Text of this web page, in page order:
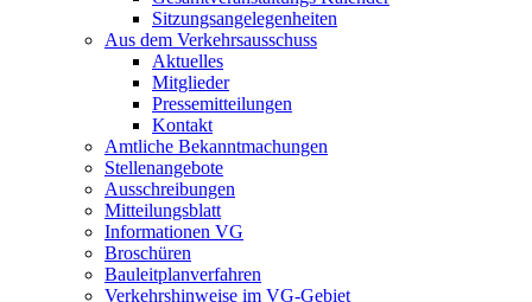
Sitzungsangelegenheiten
Aus dem Verkehrsausschuss
Aktuelles
Mitglieder
Pressemitteilungen
Kontakt
Amtliche Bekanntmachungen
Stellenangebote
Ausschreibungen
Mitteilungsblatt
Informationen VG
Broschüren
Bauleitplanverfahren
Verkehrshinweise im VG-Gebiet